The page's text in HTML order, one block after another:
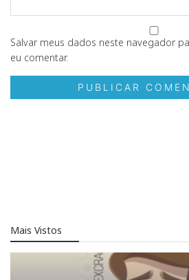
Salvar meus dados neste navegador
eu comentar.
Mais Vistos